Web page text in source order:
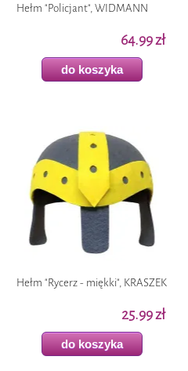
Hełm "Policjant", WIDMANN
64.99 zł
do koszyka
Hełm "Rycerz - miękki", KRASZEK
25.99 zł
do koszyka